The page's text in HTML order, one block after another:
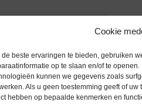
Cookie
de beste ervaringen te bieden, gebruiken
op te slaan en/of te
kunnen we gegevens zoals
Als u geen toestemming geeft of
hebben op bepaalde kenmerken en